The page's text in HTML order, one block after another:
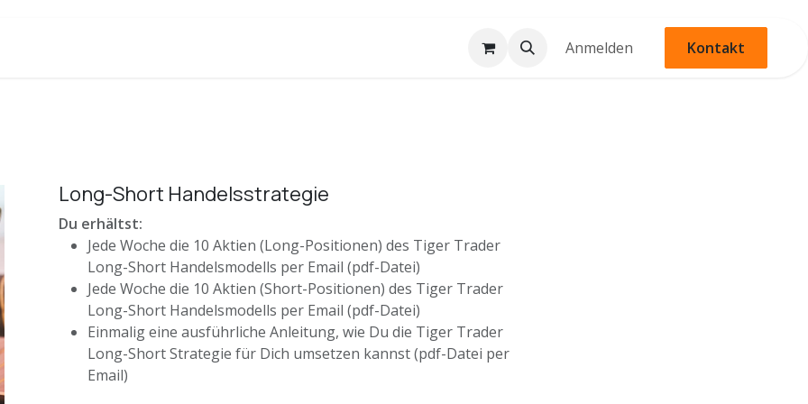
Anmelden Kontakt
Long-Short Handelsstrategie
Du erhältst:
Jede Woche die 10 Aktien (Long-Positionen) des Tiger Trader
Long-Short Handelsmodells per Email (pdf-Datei)
Jede Woche die 10 Aktien (Short-Positionen) des Tiger Trader
Long-Short Handelsmodells per Email (pdf-Datei)
Einmalig eine ausführliche Anleitung, wie Du die Tiger Trader
Long-Short Strategie für Dich umsetzen kannst (pdf-Datei per
Email)